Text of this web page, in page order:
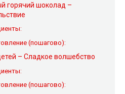
горячий шоколад –
(пошагово):
– Сладкое волшебство
(пошагово):